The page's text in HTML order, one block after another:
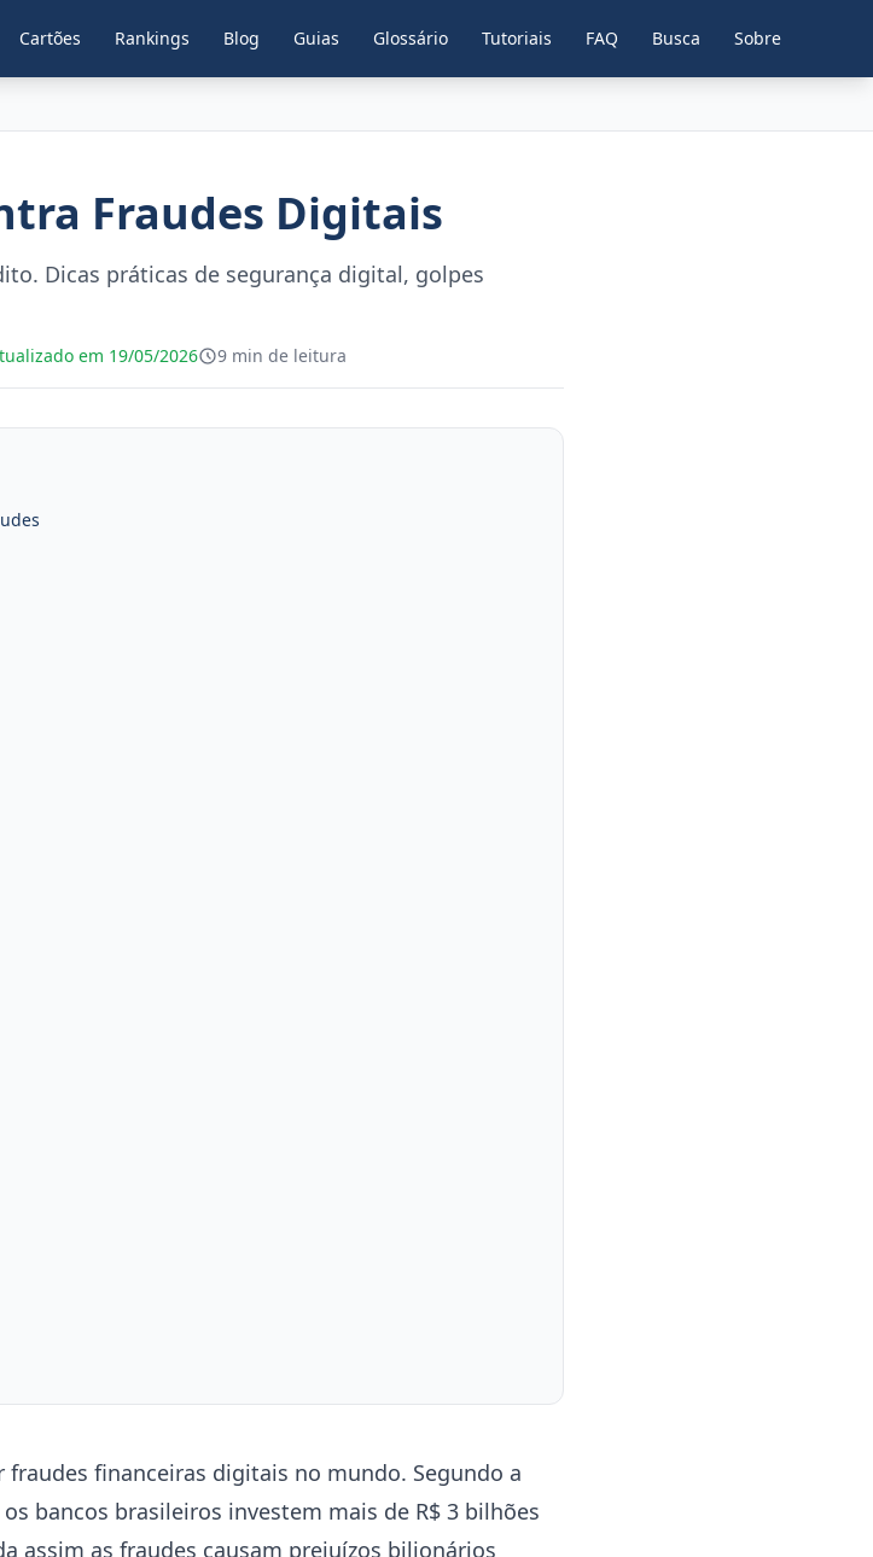
Cartões Rankings Blog Guias Glossário Tutoriais FAQ Busca Sobre
Fraudes Digitais
Dicas práticas de segurança digital, golpes
em 19/05/2026 9 min de leitura
financeiras digitais no mundo. Segundo a
bancos brasileiros investem mais de R$ 3 bilhões
assim as fraudes causam prejuízos bilionários